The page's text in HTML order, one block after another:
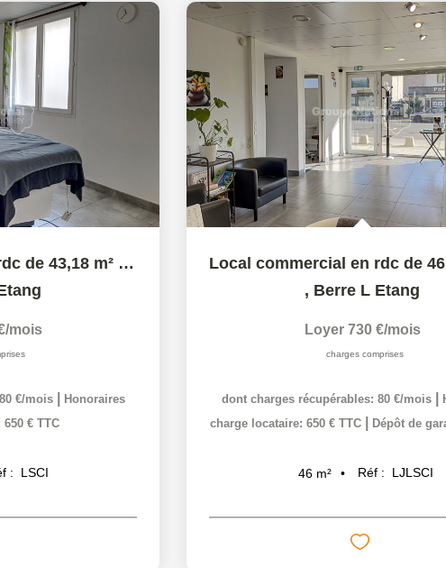
Local commercial en rdc de 43,18 m² proche centre ville...
mois
€/mois
Honoraires
€ TTC
: LSCI
, Berre L Etang
Loyer 730 €/mois
charges comprises
dont charges récupérables: 80 €/mois
charge locataire: 650 € TTC
Dépôt de
46 m² Réf : LJLSCI